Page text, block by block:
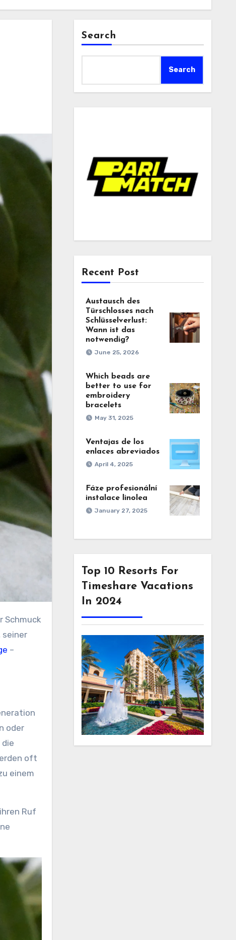
seiner
–
oder
oft
einem
Ruf
Search
Search
Recent Post
Austausch des
Türschlosses nach
Schlüsselverlust:
Wann ist das
notwendig?
June 25, 2026
Which beads are
better to use for
embroidery
bracelets
May 31, 2025
Ventajas de los
enlaces abreviados
April 4, 2025
Fáze profesionální
instalace linolea
January 27, 2025
Top 10 Resorts For
Timeshare Vacations
In 2024